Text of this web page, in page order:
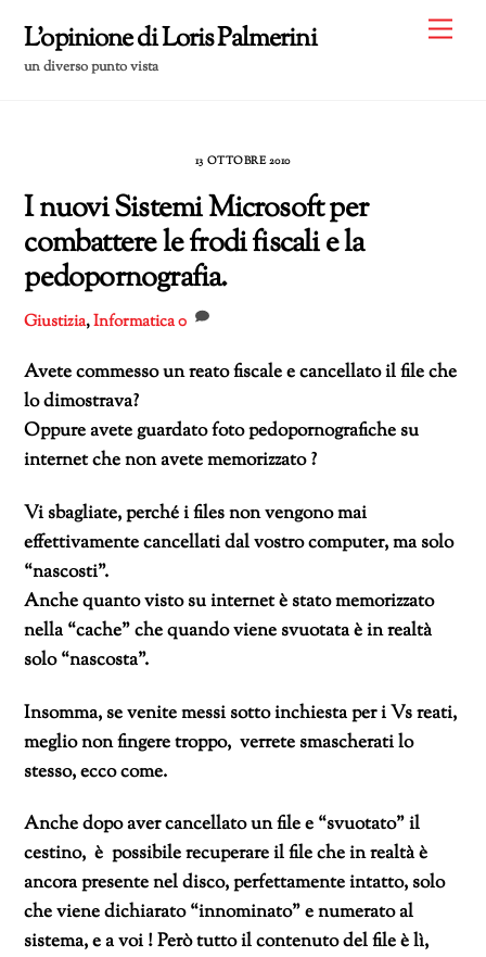
content
L'opinione di Loris Palmerini
un diverso punto vista
13 OTTOBRE 2010
I nuovi Sistemi Microsoft per
combattere le frodi fiscali e la
pedopornografia.
Giustizia,Informatica0
Avete commesso un reato fiscale e cancellato il file che
lo dimostrava?
Oppure avete guardato foto pedopornografiche su
internet che non avete memorizzato ?
Vi sbagliate, perché i files non vengono mai
effettivamente cancellati dal vostro computer, ma solo
“nascosti”.
Anche quanto visto su internet è stato memorizzato
nella “cache” che quando viene svuotata è in realtà
solo “nascosta”.
Insomma, se venite messi sotto inchiesta per i Vs reati,
meglio non fingere troppo, verrete smascherati lo
stesso, ecco come.
Anche dopo aver cancellato un file e “svuotato” il
cestino, è possibile recuperare il file che in realtà è
ancora presente nel disco, perfettamente intatto, solo
che viene dichiarato “innominato” e numerato al
sistema, e a voi ! Però tutto il contenuto del file è lì,